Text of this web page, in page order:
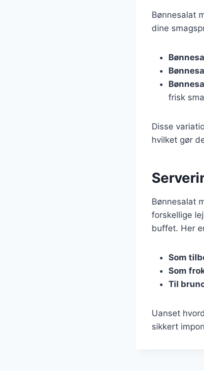
Bønnesalat
dine
frisk
Disse
hvilket gør
Bønnesalat
forskellige
buffet. Her
Som
Som
Til
Uanset
sikkert